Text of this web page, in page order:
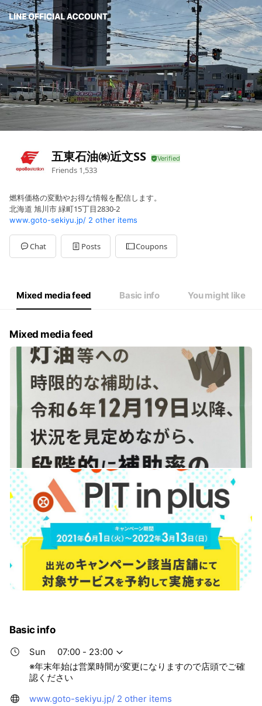
五東石油㈱近文SS
Friends 1,533
燃料価格の変動やお得な情報を配信します。
北海道 旭川市 緑町15丁目2830-2
www.goto-sekiyu.jp/ 2 other items
Chat Posts Coupons
Mixed media feed Basic info You might like
Mixed media feed
Basic info
Sun
07:00 - 23:00
※年末年始は営業時間が変更になりますので店頭でご確
認ください
www.goto-sekiyu.jp/ 2 other items